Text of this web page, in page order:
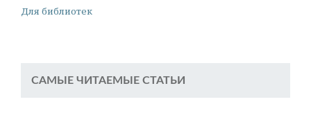
Для библиотек
САМЫЕ ЧИТАЕМЫЕ СТАТЬИ